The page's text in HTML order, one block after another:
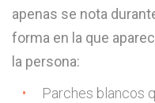
apenas se nota
forma en la que
la persona:
Parches blancos